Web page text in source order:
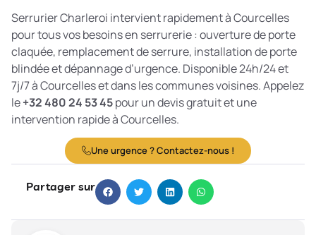
Serrurier Charleroi intervient rapidement à Courcelles
pour tous vos besoins en serrurerie : ouverture de porte
claquée, remplacement de serrure, installation de porte
blindée et dépannage d’urgence. Disponible 24h/24 et
7j/7 à Courcelles et dans les communes voisines. Appelez
le+32 480 24 53 45pour un devis gratuit et une
intervention rapide à Courcelles.
Une urgence ? Contactez-nous !
Partager sur